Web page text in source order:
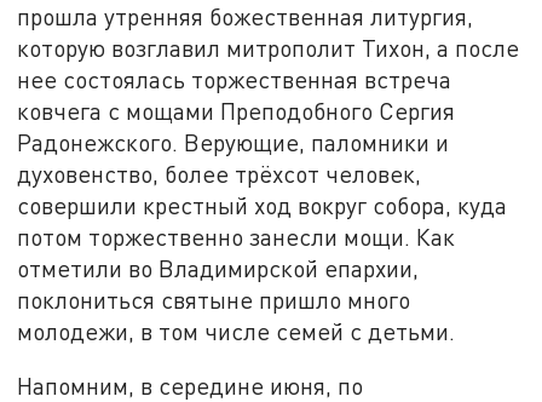
прошла утренняя божественная литургия,
которую возглавил митрополит Тихон, а после
нее состоялась торжественная встреча
ковчега с мощами Преподобного Сергия
Радонежского. Верующие, паломники и
духовенство, более трёхсот человек,
совершили крестный ход вокруг собора, куда
потом торжественно занесли мощи. Как
отметили во Владимирской епархии,
поклониться святыне пришло много
молодежи, в том числе семей с детьми.
Напомним, в середине июня, по